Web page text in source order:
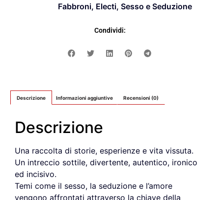
Fabbroni, Electi, Sesso e Seduzione
Condividi:
Descrizione Informazioni aggiuntive Recensioni (0)
Descrizione
Una raccolta di storie, esperienze e vita vissuta.
Un intreccio sottile, divertente, autentico, ironico
ed incisivo.
Temi come il sesso, la seduzione e l’amore
vengono affrontati attraverso la chiave della